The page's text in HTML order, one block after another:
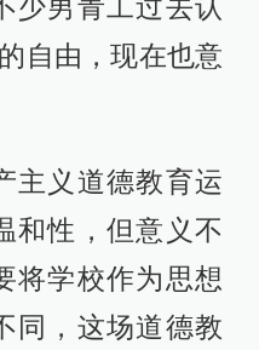
少男青工过去认
自由，现在也意
主义道德教育运
和性，但意义不
将学校作为思想
同，这场道德教